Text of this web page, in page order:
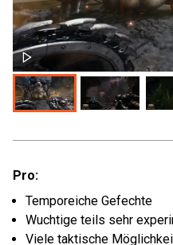
Pro:
Temporeiche Gefechte
Wuchtige teils sehr
Viele taktische